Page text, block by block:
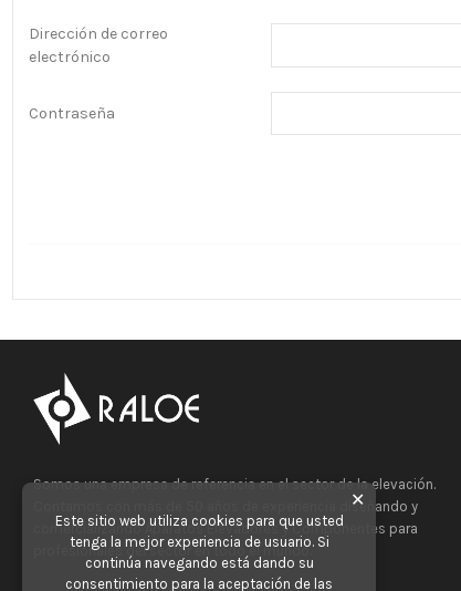
Dirección de correo
electrónico
Contraseña
Somos una empresa de referencia en el sector de la elevación.
Contamos con más de 50 años de experiencia diseñando y
comercializando Aparatos Elevadores y Componentes para
profesionales del sector en todo el mundo.
✕
Este sitio web utiliza cookies para que usted
tenga la mejor experiencia de usuario. Si
continúa navegando está dando su
consentimiento para la aceptación de las